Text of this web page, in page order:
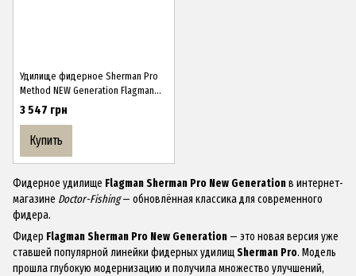
Удилище фидерное Sherman Pro
Method NEW Generation Flagman
Feeder 3.3m 60gr
3 547 грн
Купить
Фидерное удилище Flagman Sherman Pro New Generationв интернет-
магазине Doctor-Fishing— обновлённая классика для современного
фидера.
Фидер Flagman Sherman Pro New Generation — это новая версия уже
ставшей популярной линейки фидерных удилищSherman Pro. Модель
прошла глубокую модернизацию и получила множество улучшений,